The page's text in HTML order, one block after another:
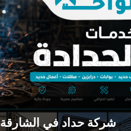
شركة حداد في الشارقة